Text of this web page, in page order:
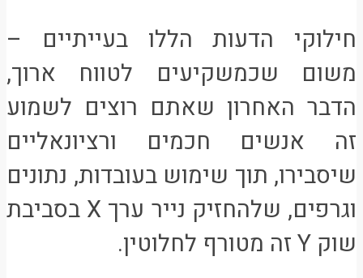
חילוקי הדעות הללו בעייתיים –
משום שכמשקיעים לטווח ארוך,
הדבר האחרון שאתם רוצים לשמוע
זה אנשים חכמים ורציונאליים
שיסבירו, תוך שימוש בעובדות, נתונים
וגרפים, שלהחזיק נייר ערך X בסביבת
שוק Y זה מטורף לחלוטין.